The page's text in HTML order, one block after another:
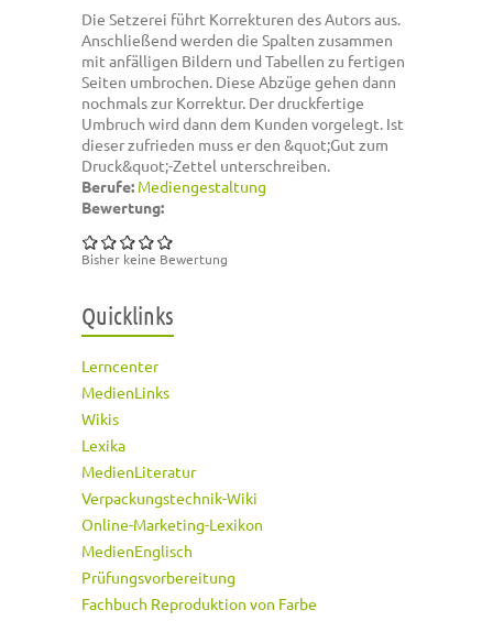
Die Setzerei führt Korrekturen des Autors aus.
Anschließend werden die Spalten zusammen
mit anfälligen Bildern und Tabellen zu fertigen
Seiten umbrochen. Diese Abzüge gehen dann
nochmals zur Korrektur. Der druckfertige
Umbruch wird dann dem Kunden vorgelegt. Ist
dieser zufrieden muss er den &quot;Gut zum
Druck&quot;-Zettel unterschreiben.
Berufe: Mediengestaltung
Bewertung:
Bisher keine Bewertung
Quicklinks
Lerncenter
MedienLinks
Wikis
Lexika
MedienLiteratur
Verpackungstechnik-Wiki
Online-Marketing-Lexikon
MedienEnglisch
Prüfungsvorbereitung
Fachbuch Reproduktion von Farbe